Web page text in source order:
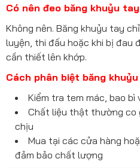
Có nên đeo băng khuỷu
Không nên. Băng khuỷu tay
luyện, thi đấu hoặc khi bị đau
cần thiết lên khớp.
Cách phân biệt băng
Kiểm tra tem mác, bao bì
Chất liệu thật thường co
chịu
Mua tại các cửa hàng
đảm bảo chất lượng